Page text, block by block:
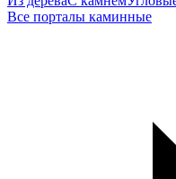
Все порталы каминные